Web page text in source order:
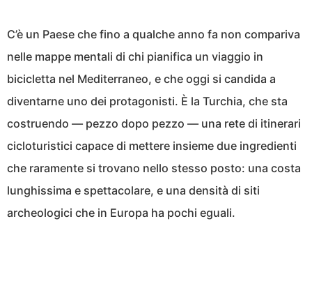
C’è un Paese che fino a qualche anno fa non compariva
nelle mappe mentali di chi pianifica un viaggio in
bicicletta nel Mediterraneo, e che oggi si candida a
diventarne uno dei protagonisti. È la Turchia, che sta
costruendo — pezzo dopo pezzo — una rete di itinerari
cicloturistici capace di mettere insieme due ingredienti
che raramente si trovano nello stesso posto: una costa
lunghissima e spettacolare, e una densità di siti
archeologici che in Europa ha pochi eguali.